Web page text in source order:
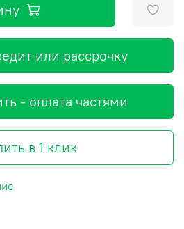
или рассрочку
- оплата частями
в 1 клик